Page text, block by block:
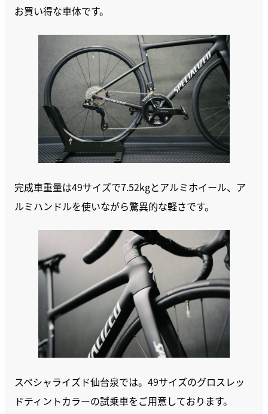
お買い得な車体です。
完成車重量は49サイズで7.52kgとアルミホイール、ア
ルミハンドルを使いながら驚異的な軽さです。
スペシャライズド仙台泉では。49サイズのグロスレッ
ドティントカラーの試乗車をご用意しております。